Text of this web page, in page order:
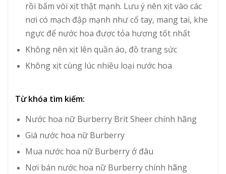
rồi bấm vòi xịt thật mạnh. Lưu ý nên xịt vào các
nơi có mạch đập mạnh như cổ tay, mang tai, khe
ngực để nước hoa được tỏa hương tốt nhất
Không nên xịt lên quần áo, đồ trang sức
Không xịt cùng lúc nhiều loại nước hoa
Từ khóa tìm kiếm:
Nước hoa nữ Burberry Brit Sheer chính hãng
Giá nước hoa nữ Burberry
Mua nước hoa nữ Burberry ở đâu
Nơi bán nước hoa nữ Burberry chính hãng